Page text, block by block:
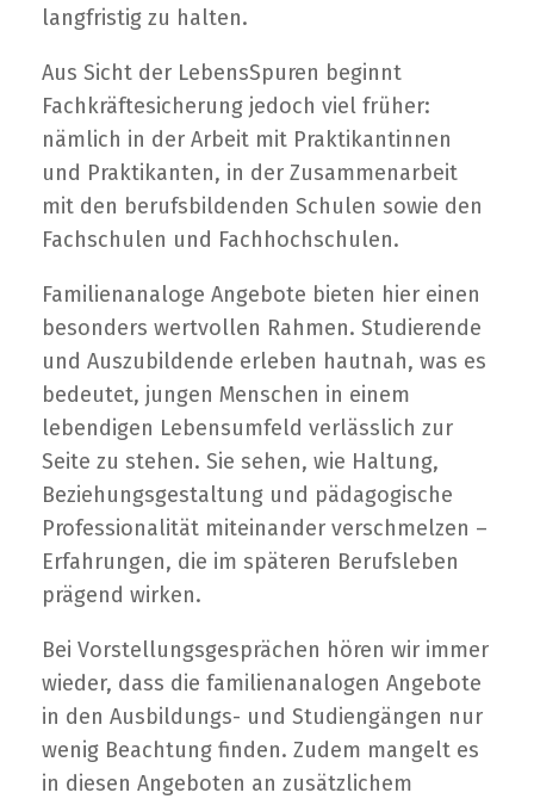
langfristig zu halten.
Aus Sicht der LebensSpuren beginnt
Fachkräftesicherung jedoch viel früher:
nämlich in der Arbeit mit Praktikantinnen
und Praktikanten, in der Zusammenarbeit
mit den berufsbildenden Schulen sowie den
Fachschulen und Fachhochschulen.
Familienanaloge Angebote bieten hier einen
besonders wertvollen Rahmen. Studierende
und Auszubildende erleben hautnah, was es
bedeutet, jungen Menschen in einem
lebendigen Lebensumfeld verlässlich zur
Seite zu stehen. Sie sehen, wie Haltung,
Beziehungsgestaltung und pädagogische
Professionalität miteinander verschmelzen –
Erfahrungen, die im späteren Berufsleben
prägend wirken.
Bei Vorstellungsgesprächen hören wir immer
wieder, dass die familienanalogen Angebote
in den Ausbildungs- und Studiengängen nur
wenig Beachtung finden. Zudem mangelt es
in diesen Angeboten an zusätzlichem